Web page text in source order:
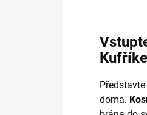
doma.